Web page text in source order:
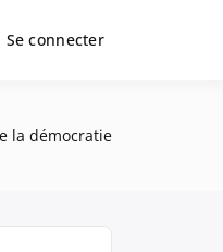
Se connecter
la démocratie